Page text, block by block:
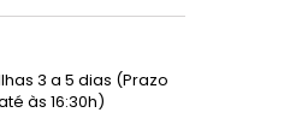
3 a 5 dias (Prazo
às 16:30h)